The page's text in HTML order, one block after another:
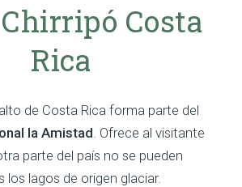
Costa
Rica
de Costa Rica forma parte del
la Amistad . Ofrece al visitante
parte del país no se pueden
los lagos de origen glaciar.